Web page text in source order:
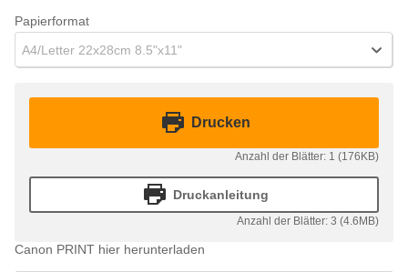
Papierformat
A4/Letter 22x28cm 8.5"x11"
Drucken
Anzahl der Blätter: 1 (176KB)
Druckanleitung
Anzahl der Blätter: 3 (4.6MB)
Canon PRINT hier herunterladen